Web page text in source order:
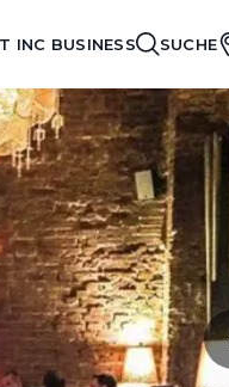
INC BUSINESS SUCHE